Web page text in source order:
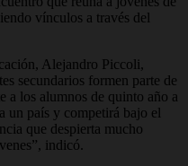
vínculos a través del
Alejandro Piccoli,
secundarios formen parte de
a los alumnos de quinto año a
un país y competirá bajo el
que despierta mucho
indicó.